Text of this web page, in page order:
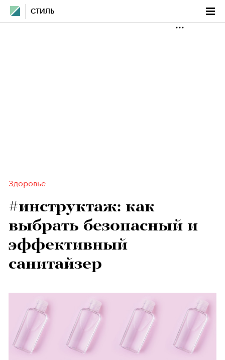
СТИЛЬ
Здоровье
#инструктаж: как
выбрать безопасный и
эффективный
санитайзер